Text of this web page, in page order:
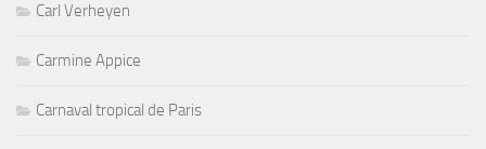
Carl Verheyen
Carmine Appice
Carnaval tropical de Paris